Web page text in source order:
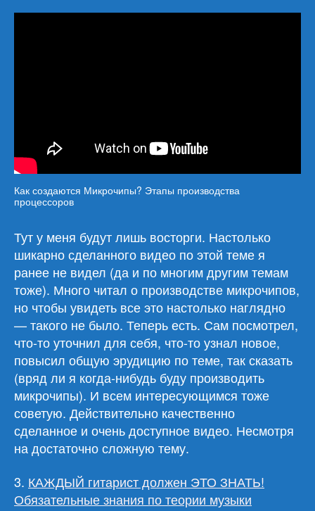
Как создаются Микрочипы? Этапы производства
процессоров
Тут у меня будут лишь восторги. Настолько
шикарно сделанного видео по этой теме я
ранее не видел (да и по многим другим темам
тоже). Много читал о производстве микрочипов,
но чтобы увидеть все это настолько наглядно
— такого не было. Теперь есть. Сам посмотрел,
что-то уточнил для себя, что-то узнал новое,
повысил общую эрудицию по теме, так сказать
(вряд ли я когда-нибудь буду производить
микрочипы). И всем интересующимся тоже
советую. Действительно качественно
сделанное и очень доступное видео. Несмотря
на достаточно сложную тему.
3. КАЖДЫЙ гитарист должен ЭТО ЗНАТЬ!
Обязательные знания по теории музыки